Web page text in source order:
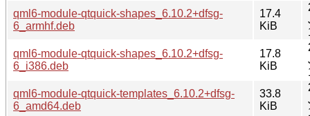
qml6-module-qtquick-shapes_6.10.2+dfsg-
6_armhf.deb
17.4
KiB
qml6-module-qtquick-shapes_6.10.2+dfsg-
6_i386.deb
17.8
KiB
qml6-module-qtquick-templates_6.10.2+dfsg-
6_amd64.deb
33.8
KiB